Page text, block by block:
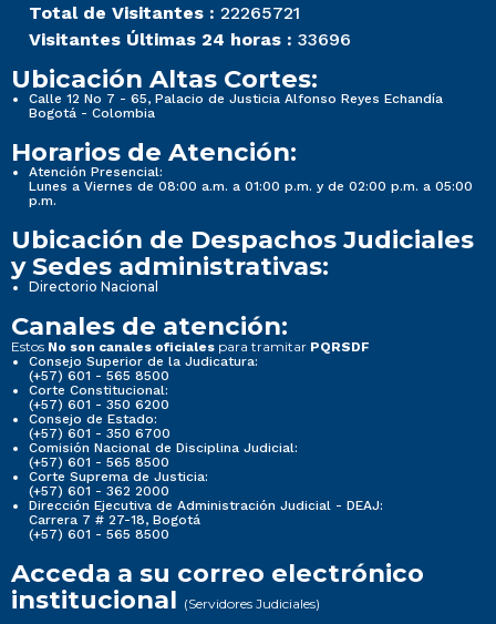
Total de Visitantes : 22265721
Visitantes Últimas 24 horas : 33696
Ubicación Altas Cortes:
Calle 12 No 7 - 65, Palacio de Justicia Alfonso Reyes Echandía
Bogotá - Colombia
Horarios de Atención:
Atención Presencial:
Lunes a Viernes de 08:00 a.m. a 01:00 p.m. y de 02:00 p.m. a 05:00
p.m.
Ubicación de Despachos Judiciales
y Sedes administrativas:
Directorio Nacional
Canales de atención:
Estos No son canales oficiales para tramitar PQRSDF
Consejo Superior de la Judicatura:
(+57) 601 - 565 8500
Corte Constitucional:
(+57) 601 - 350 6200
Consejo de Estado:
(+57) 601 - 350 6700
Comisión Nacional de Disciplina Judicial:
(+57) 601 - 565 8500
Corte Suprema de Justicia:
(+57) 601 - 362 2000
Dirección Ejecutiva de Administración Judicial - DEAJ:
Carrera 7 # 27-18, Bogotá
(+57) 601 - 565 8500
Acceda a su correo electrónico
institucional (Servidores Judiciales)